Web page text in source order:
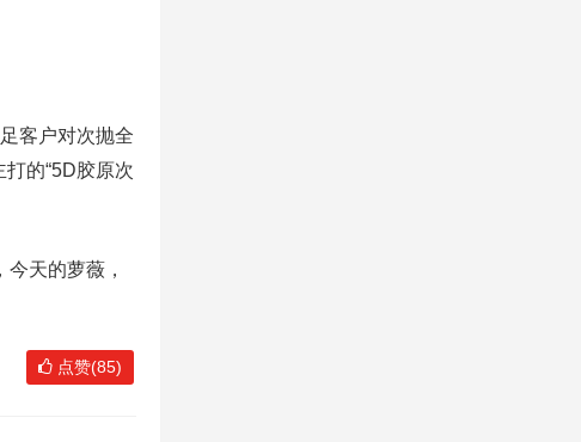
客户对次抛全
的“5D胶原次
天的萝薇，
点赞(85)